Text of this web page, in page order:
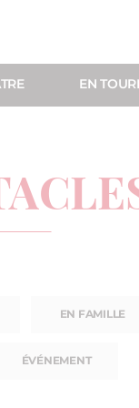
EN
EN FAMILLE
ÉVÉNEMENT